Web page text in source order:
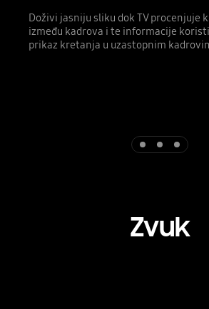
Doživi jasniju sliku dok TV procenjuje
između kadrova i te informacije
prikaz kretanja u uzastopnim
Zvuk